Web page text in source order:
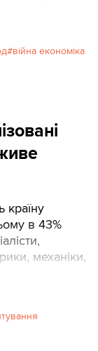
війна економіка
країну
в 43%
механіки,